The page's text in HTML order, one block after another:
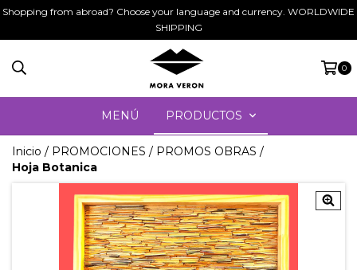
Shopping from abroad? Choose your language and currency. WORLDWIDE
SHIPPING
0
MENÚ PRODUCTOS
Inicio / PROMOCIONES / PROMOS OBRAS /
Hoja Botanica